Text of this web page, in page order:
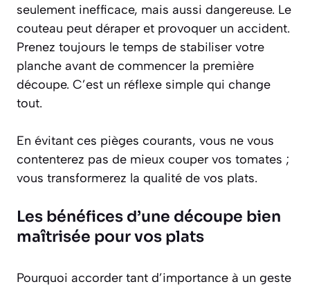
seulement inefficace, mais aussi dangereuse. Le
couteau peut déraper et provoquer un accident.
Prenez toujours le temps de stabiliser votre
planche avant de commencer la première
découpe. C’est un réflexe simple qui change
tout.
En évitant ces pièges courants, vous ne vous
contenterez pas de mieux couper vos tomates ;
vous transformerez la qualité de vos plats.
Les bénéfices d’une découpe bien
maîtrisée pour vos plats
Pourquoi accorder tant d’importance à un geste